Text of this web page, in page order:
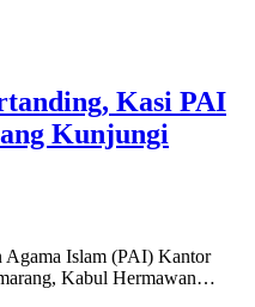
Kasi PAI
Kunjungi
Agama Islam (PAI) Kantor
Kabul Hermawan…